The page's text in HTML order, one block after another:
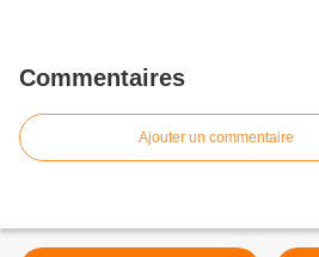
Commentaires
Ajouter un commentaire